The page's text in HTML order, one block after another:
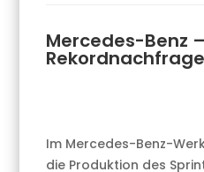
Mercedes-Benz –
Im Mercedes-Benz-
die Produktion des